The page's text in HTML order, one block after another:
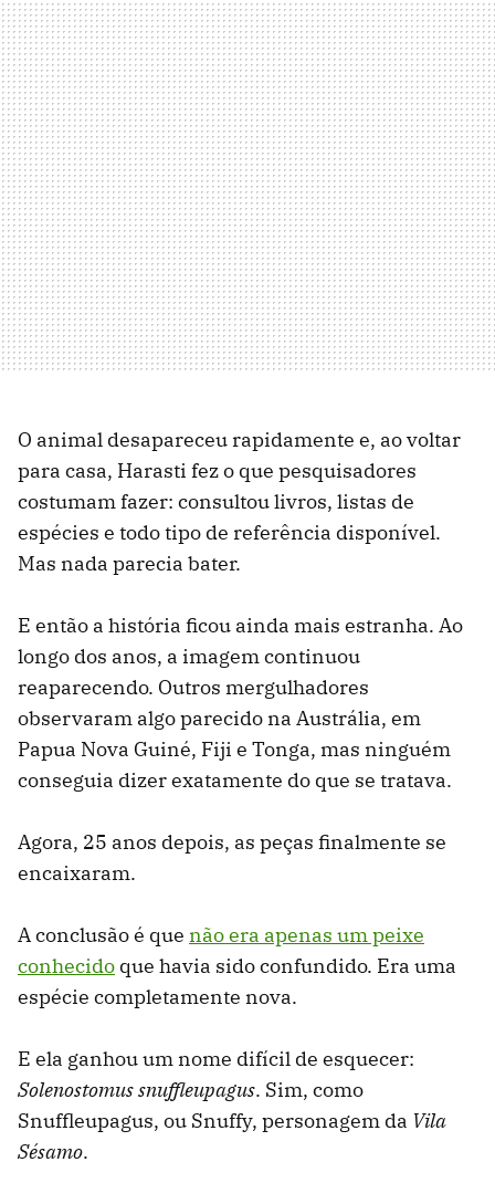
O animal desapareceu rapidamente e, ao voltar
para casa, Harasti fez o que pesquisadores
costumam fazer: consultou livros, listas de
espécies e todo tipo de referência disponível.
Mas nada parecia bater.
E então a história ficou ainda mais estranha. Ao
longo dos anos, a imagem continuou
reaparecendo. Outros mergulhadores
observaram algo parecido na Austrália, em
Papua Nova Guiné, Fiji e Tonga, mas ninguém
conseguia dizer exatamente do que se tratava.
Agora, 25 anos depois, as peças finalmente se
encaixaram.
A conclusão é que não era apenas um peixe
conhecido que havia sido confundido. Era uma
espécie completamente nova.
E ela ganhou um nome difícil de esquecer:
Solenostomus snuffleupagus. Sim, como
Snuffleupagus, ou Snuffy, personagem da Vila
Sésamo.